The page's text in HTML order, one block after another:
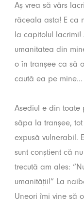
Aș vrea să vărs
răceala asta! E ca
la capitolul lacrimi!
umanitatea din
o în tranșee ca să
caută ea pe mine…
Asediul e din toate
săpa la tranșee,
expusă vulnerabil.
sunt conștient că
trecută am ales:
umanității!” La
Uneori îmi vine să